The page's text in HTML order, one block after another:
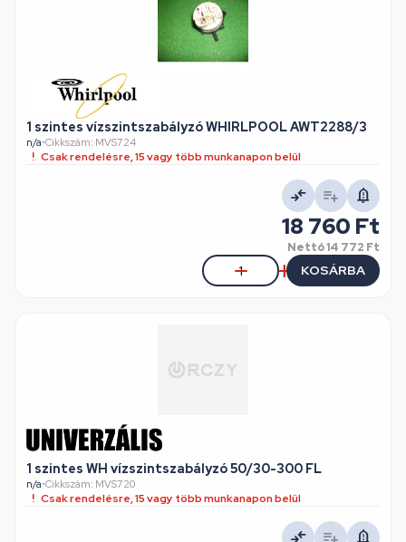
1 szintes vízszintszabályzó WHIRLPOOL AWT2288/3
n/a•Cikkszám: MVS724
Csak rendelésre, 15 vagy több munkanapon belül
18 760 Ft
Nettó14 772 Ft
KOSÁRBA
1 szintes WH vízszintszabályzó 50/30-300 FL
n/a•Cikkszám: MVS720
Csak rendelésre, 15 vagy több munkanapon belül